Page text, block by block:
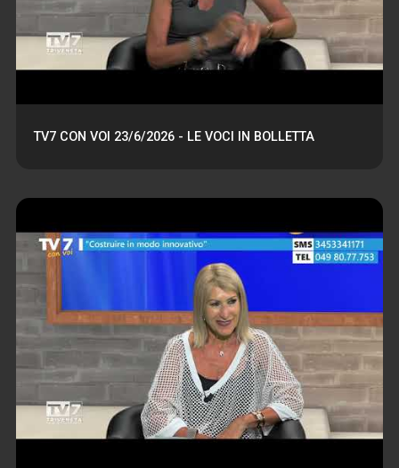
TV7 CON VOI 23/6/2026 - LE VOCI IN BOLLETTA